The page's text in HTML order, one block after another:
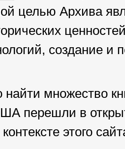
целью Архива
создание и
множество
перешли в
этого